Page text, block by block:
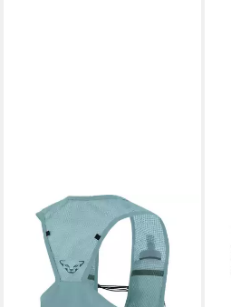
DYNAFIT
Wanderrucksack Sky 4 Vest,
Perfekte, atmungsaktive
Laufweste mit vielseitigen
Taschen und